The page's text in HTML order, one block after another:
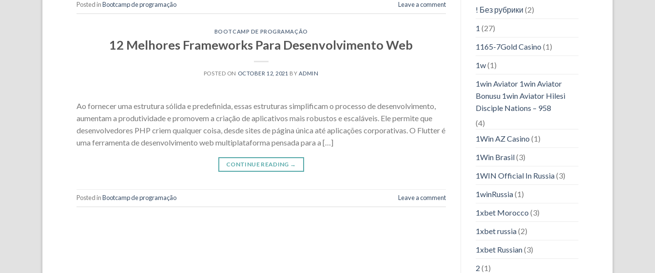
Posted inBootcamp de programação Leave a comment
BOOTCAMP DE PROGRAMAÇÃO
12 Melhores Frameworks Para Desenvolvimento Web
POSTED ON OCTOBER 12, 2021 BY ADMIN
Ao fornecer uma estrutura sólida e predefinida, essas estruturas simplificam o processo de desenvolvimento,
aumentam a produtividade e promovem a criação de aplicativos mais robustos e escaláveis. Ele permite que
desenvolvedores PHP criem qualquer coisa, desde sites de página única até aplicações corporativas. O Flutter é
uma ferramenta de desenvolvimento web multiplataforma pensada para a […]
CONTINUE READING →
Posted inBootcamp de programação Leave a comment
! Без рубрики (2)
1 (27)
1165-7Gold Casino (1)
1w(1)
1win Aviator 1win Aviator
Bonusu 1win Aviator Hilesi
Disciple Nations – 958
(4)
1Win AZ Casino (1)
1Win Brasil(3)
1WIN Official In Russia(3)
1winRussia(1)
1xbet Morocco (3)
1xbet russia(2)
1xbet Russian(3)
2 (1)